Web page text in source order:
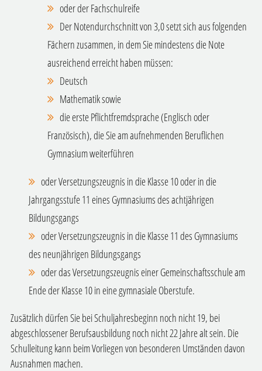
oder der Fachschulreife
Der Notendurchschnitt von 3,0 setzt sich aus folgenden
Fächern zusammen, in dem Sie mindestens die Note
ausreichend erreicht haben müssen:
Deutsch
Mathematik sowie
die erste Pflichtfremdsprache (Englisch oder
Französisch), die Sie am aufnehmenden Beruflichen
Gymnasium weiterführen
oder Versetzungszeugnis in die Klasse 10 oder in die
Jahrgangsstufe 11 eines Gymnasiums des achtjährigen
Bildungsgangs
oder Versetzungszeugnis in die Klasse 11 des Gymnasiums
des neunjährigen Bildungsgangs
oder das Versetzungszeugnis einer Gemeinschaftsschule am
Ende der Klasse 10 in eine gymnasiale Oberstufe.
Zusätzlich dürfen Sie bei Schuljahresbeginn noch nicht 19, bei
abgeschlossener Berufsausbildung noch nicht 22 Jahre alt sein. Die
Schulleitung kann beim Vorliegen von besonderen Umständen davon
Ausnahmen machen.